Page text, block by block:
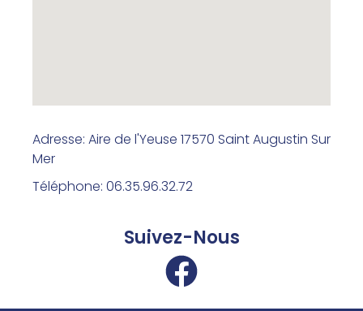
Adresse: Aire de l'Yeuse 17570 Saint Augustin Sur
Mer
Téléphone: 06.35.96.32.72
Suivez-Nous